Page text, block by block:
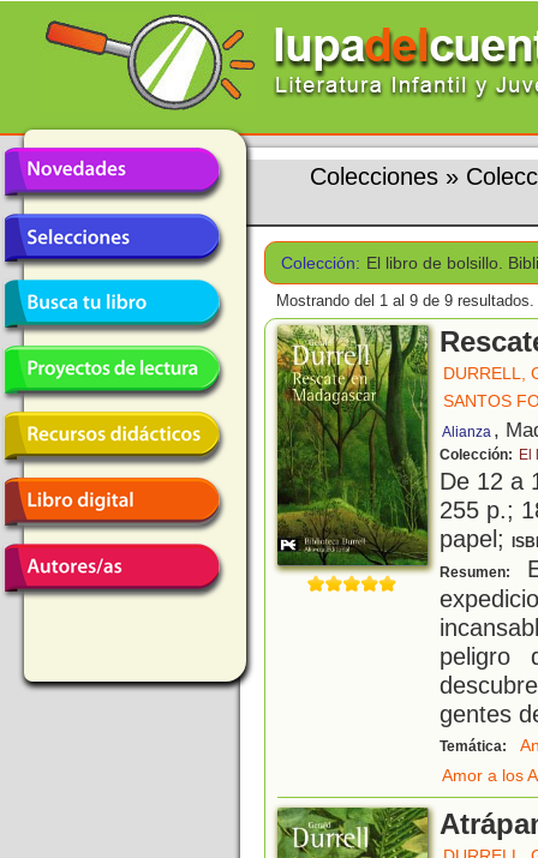
Colecciones »
Colección: El libro de bolsillo.
Mostrando del 1 al 9 de 9 resultados.
DURRELL,
SANTOS
Alianza ,
Colección: El
De 12 a
255 p.;
papel;
Resumen:
peligro
gentes
Temática:
Amor a los